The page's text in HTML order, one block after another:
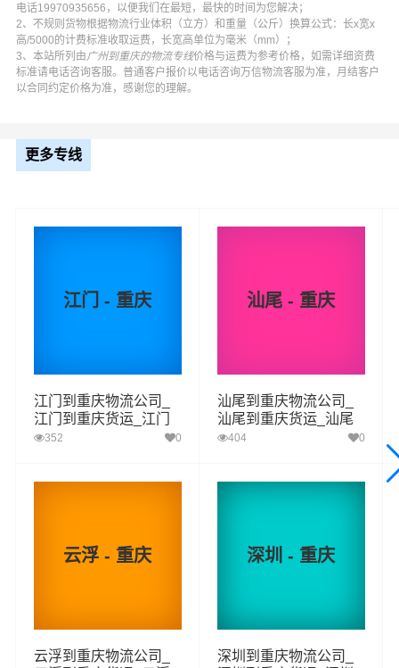
万信在荔湾区,越秀区,海珠区,天河区,白云区,黄埔区,番禺区,
花都区,南沙区,从化区,增城区等地具有优势的物流网络资
打包，门到门运输等物流相关增值服务，同时在行业内率
先开通广州至重庆的物流专线运输业务，简化了货物操作
广州
送货
城口县,丰都县,垫江县,忠县,云阳县,奉节县,巫山县,
电话19970935656，以便我们在最短，最快的时间为您解决；
2、不规则货物根据物流行业体积（立方）和重量（公斤）换算公式：长x宽x
高/5000的计费标准收取运费，长宽高单位为毫米（mm）；
3、本站所列由广州到重庆的物流专线价格与运费为参考价格，如需详细资费
标准请电话咨询客服。普通客户报价以电话咨询万信物流客服为准，月结客户
以合同约定价格为准，感谢您的理解。
更多专线
江门 - 重庆
江门到重庆物流公司_
江门到重庆货运_江门
至重庆物流专线
352 0
汕尾 - 重庆
汕尾到重庆物流公司_
汕尾到重庆货运_汕尾
至重庆物流专线
404 0
云浮 - 重庆
云浮到重庆物流公司_
深圳 - 重庆
深圳到重庆物流公司_